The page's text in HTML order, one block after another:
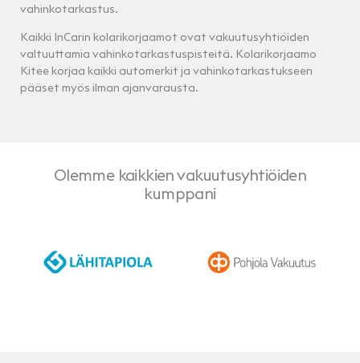
vahinkotarkastus.
Kaikki InCarin kolarikorjaamot ovat vakuutusyhtiöiden
valtuuttamia vahinkotarkastuspisteitä. Kolarikorjaamo
Kitee korjaa kaikki automerkit ja vahinkotarkastukseen
pääset myös ilman ajanvarausta.
Olemme kaikkien vakuutusyhtiöiden
kumppani
LähiTapiola Pohjola